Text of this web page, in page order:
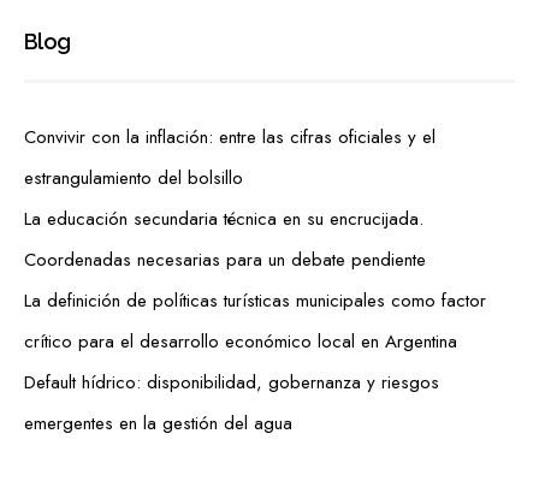
Blog
Convivir con la inflación: entre las cifras oficiales y el
estrangulamiento del bolsillo
La educación secundaria técnica en su encrucijada.
Coordenadas necesarias para un debate pendiente
La definición de políticas turísticas municipales como factor
crítico para el desarrollo económico local en Argentina
Default hídrico: disponibilidad, gobernanza y riesgos
emergentes en la gestión del agua